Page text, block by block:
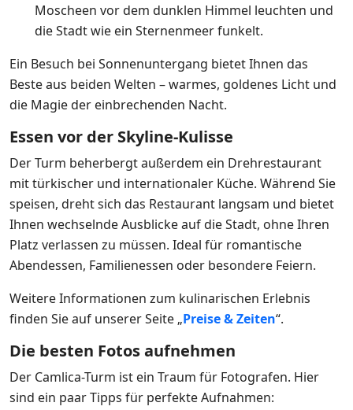
Moscheen vor dem dunklen Himmel leuchten und
die Stadt wie ein Sternenmeer funkelt.
Ein Besuch bei Sonnenuntergang bietet Ihnen das
Beste aus beiden Welten – warmes, goldenes Licht und
die Magie der einbrechenden Nacht.
Essen vor der Skyline-Kulisse
Der Turm beherbergt außerdem ein Drehrestaurant
mit türkischer und internationaler Küche. Während Sie
speisen, dreht sich das Restaurant langsam und bietet
Ihnen wechselnde Ausblicke auf die Stadt, ohne Ihren
Platz verlassen zu müssen. Ideal für romantische
Abendessen, Familienessen oder besondere Feiern.
Weitere Informationen zum kulinarischen Erlebnis
finden Sie auf unserer Seite „Preise & Zeiten“.
Die besten Fotos aufnehmen
Der Camlica-Turm ist ein Traum für Fotografen. Hier
sind ein paar Tipps für perfekte Aufnahmen: